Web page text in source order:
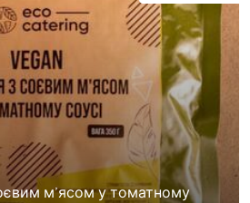
м’ясом у томатному